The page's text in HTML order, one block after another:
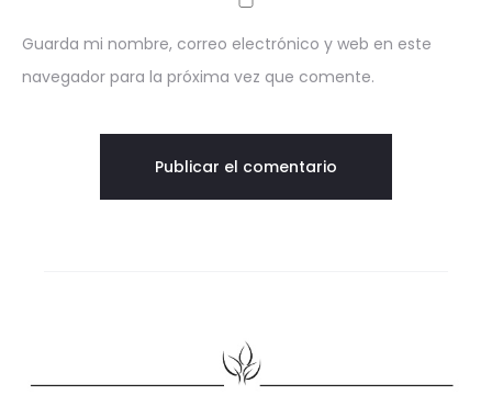
Guarda mi nombre, correo electrónico y web en este
navegador para la próxima vez que comente.